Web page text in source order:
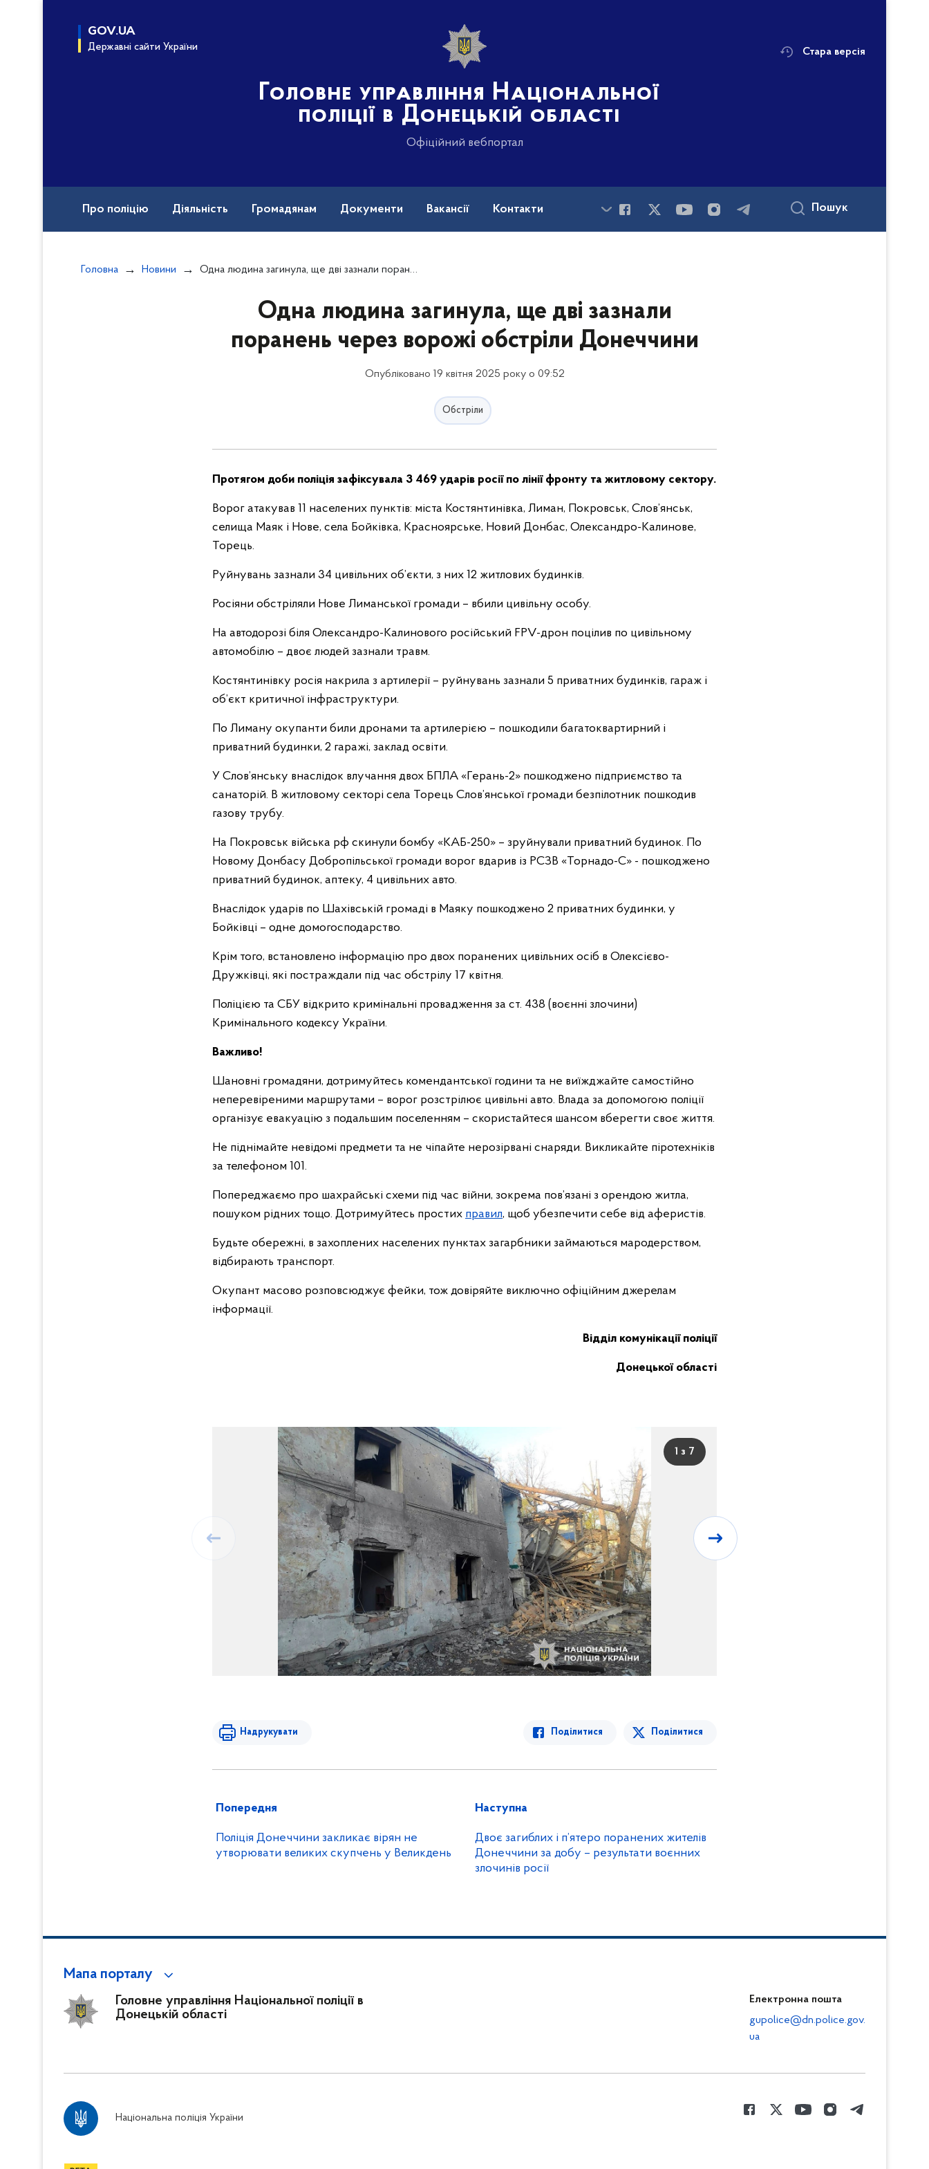
GOV.UA
Державні сайти України
Головне управління Національної
поліції в Донецькій області
Офіційний вебпортал
Стара версія
Про поліцію Діяльність Громадянам Документи Вакансії Контакти Пошук
Головна Новини Одна людина загинула, ще дві зазнали поранень через ворожі обстріли Донеччини
Одна людина загинула, ще дві зазнали
поранень через ворожі обстріли Донеччини
Опубліковано 19 квітня 2025 року о 09:52
Обстріли
Протягом доби поліція зафіксувала 3 469 ударів росії по лінії фронту та житловому сектору.
Ворог атакував 11 населених пунктів: міста Костянтинівка, Лиман, Покровськ, Слов’янськ,
селища Маяк і Нове, села Бойківка, Красноярське, Новий Донбас, Олександро-Калинове,
Торець.
Руйнувань зазнали 34 цивільних об’єкти, з них 12 житлових будинків.
Росіяни обстріляли Нове Лиманської громади – вбили цивільну особу.
На автодорозі біля Олександро-Калинового російський FPV-дрон поцілив по цивільному
автомобілю – двоє людей зазнали травм.
Костянтинівку росія накрила з артилерії – руйнувань зазнали 5 приватних будинків, гараж і
об’єкт критичної інфраструктури.
По Лиману окупанти били дронами та артилерією – пошкодили багатоквартирний і
приватний будинки, 2 гаражі, заклад освіти.
У Слов’янську внаслідок влучання двох БПЛА «Герань-2» пошкоджено підприємство та
санаторій. В житловому секторі села Торець Слов’янської громади безпілотник пошкодив
газову трубу.
На Покровськ війська рф скинули бомбу «КАБ-250» – зруйнували приватний будинок. По
Новому Донбасу Добропільської громади ворог вдарив із РСЗВ «Торнадо-С» - пошкоджено
приватний будинок, аптеку, 4 цивільних авто.
Внаслідок ударів по Шахівській громаді в Маяку пошкоджено 2 приватних будинки, у
Бойківці – одне домогосподарство.
Крім того, встановлено інформацію про двох поранених цивільних осіб в Олексієво-
Дружківці, які постраждали під час обстрілу 17 квітня.
Поліцією та СБУ відкрито кримінальні провадження за ст. 438 (воєнні злочини)
Кримінального кодексу України.
Важливо!
Шановні громадяни, дотримуйтесь комендантської години та не виїжджайте самостійно
неперевіреними маршрутами – ворог розстрілює цивільні авто. Влада за допомогою поліції
організує евакуацію з подальшим поселенням – скористайтеся шансом вберегти своє життя.
Не піднімайте невідомі предмети та не чіпайте нерозірвані снаряди. Викликайте піротехніків
за телефоном 101.
Попереджаємо про шахрайські схеми під час війни, зокрема пов’язані з орендою житла,
пошуком рідних тощо. Дотримуйтесь простих правил, щоб убезпечити себе від аферистів.
Будьте обережні, в захоплених населених пунктах загарбники займаються мародерством,
відбирають транспорт.
Окупант масово розповсюджує фейки, тож довіряйте виключно офіційним джерелам
інформації.
Відділ комунікації поліції
Донецької області
1 з 7
Надрукувати Поділитися Поділитися
Попередня
Поліція Донеччини закликає вірян не
утворювати великих скупчень у Великдень
Наступна
Двоє загиблих і п’ятеро поранених жителів
Донеччини за добу – результати воєнних
злочинів росії
Мапа порталу
Головне управління Національної поліції в
Донецькій області
Електронна пошта
gupolice@dn.police.gov.
ua
Національна поліція України